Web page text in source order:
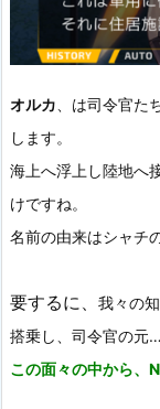
オルカ 、は司令官
します。
海上へ浮上し陸地へ
けですね。
名前の由来はシャチ
要するに、 我々の
搭乗し、司令官の元
この面々の中から、